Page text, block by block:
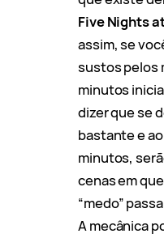
Five Nights
assim, se
sustos pelos
minutos
dizer que se
bastante e
minutos,
cenas em
“medo”
A mecânica